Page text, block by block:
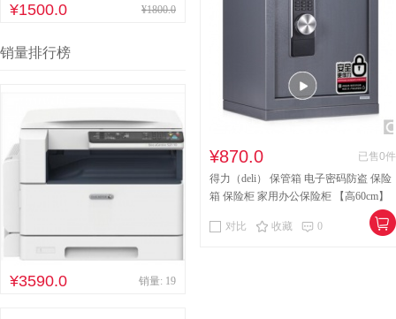
¥1500.0 ¥1800.0
销量排行榜
¥3590.0 销量: 19
¥870.0
已售0件
得力（deli） 保管箱 电子密码防盗 保险
箱 保险柜 家用办公保险柜 【高60cm】
对比
收藏 0